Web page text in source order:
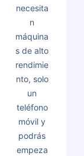
necesita
n
máquina
s de alto
rendimie
nto, solo
un
teléfono
móvil y
podrás
empeza